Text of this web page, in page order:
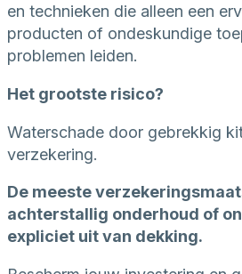
en technieken die alleen een
producten of ondeskundige
problemen leiden.
Het grootste risico?
Waterschade door gebrekkig
verzekering.
De meeste
achterstallig onderhoud of
expliciet uit van dekking.